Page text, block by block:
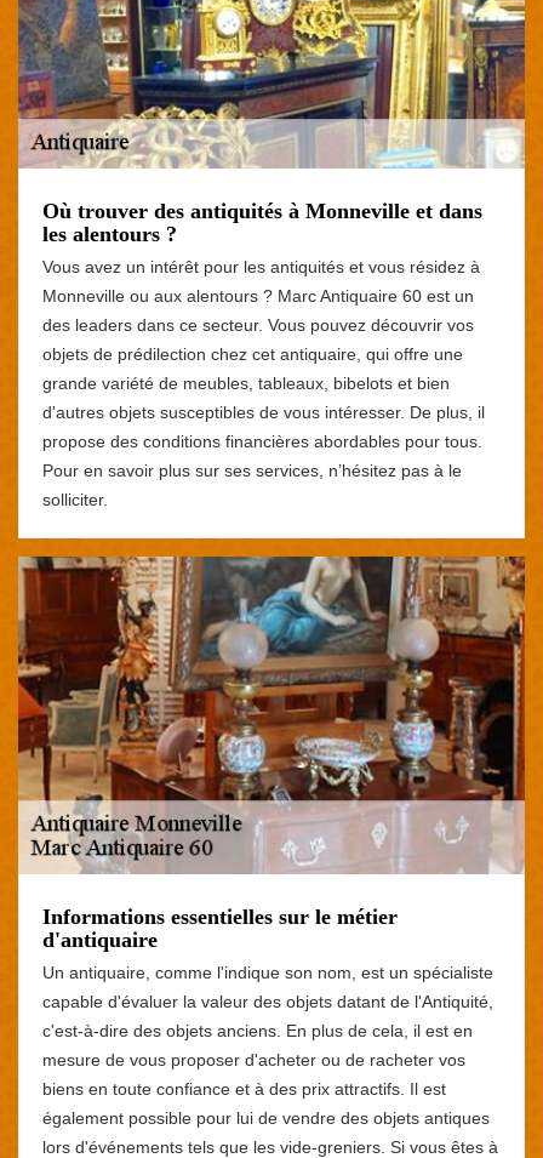
Où trouver des antiquités à Monneville et dans
les alentours ?
Vous avez un intérêt pour les antiquités et vous résidez à
Monneville ou aux alentours ? Marc Antiquaire 60 est un
des leaders dans ce secteur. Vous pouvez découvrir vos
objets de prédilection chez cet antiquaire, qui offre une
grande variété de meubles, tableaux, bibelots et bien
d'autres objets susceptibles de vous intéresser. De plus, il
propose des conditions financières abordables pour tous.
Pour en savoir plus sur ses services, n’hésitez pas à le
solliciter.
Informations essentielles sur le métier
d'antiquaire
Un antiquaire, comme l'indique son nom, est un spécialiste
capable d'évaluer la valeur des objets datant de l'Antiquité,
c'est-à-dire des objets anciens. En plus de cela, il est en
mesure de vous proposer d'acheter ou de racheter vos
biens en toute confiance et à des prix attractifs. Il est
également possible pour lui de vendre des objets antiques
lors d'événements tels que les vide-greniers. Si vous êtes à